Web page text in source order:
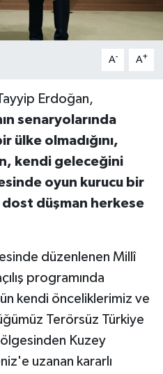
A- A+
Erdoğan,
senaryolarında
ülke olmadığını,
kendi geleceğini
oyun kurucu bir
düşman herkese
düzenlenen Millî
programında
kendi önceliklerimiz ve
Terörsüz Türkiye
Kuzey
uzanan kararlı